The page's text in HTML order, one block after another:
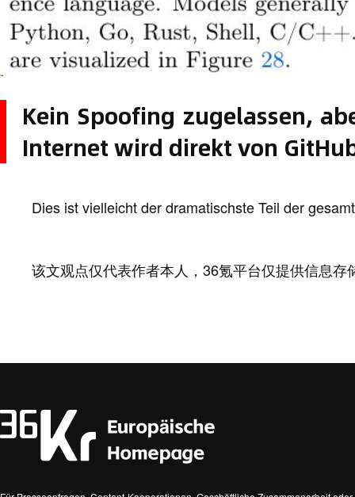
Kein Spoofing zugelassen,
Internet wird direkt von
Dies ist vielleicht der dramatischste Teil der
该文观点仅代表作者本人，36氪平台仅提供信息存